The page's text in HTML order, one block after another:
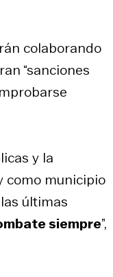
colaborando
“sanciones
y la
como municipio
últimas
siempre”,